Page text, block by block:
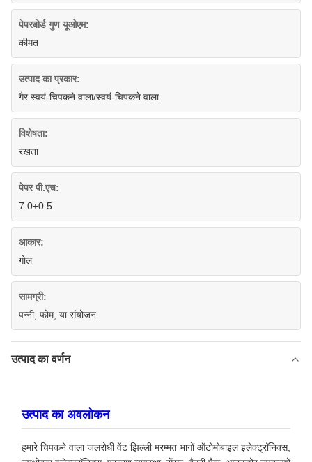
पेपरबोर्ड गुण यूओएम:
कीमत
उत्पाद का प्रकार:
गैर स्वयं-चिपकने वाला/स्वयं-चिपकने वाला
विशेषता:
रखता
पेपर पी.एच:
7.0±0.5
आकार:
गोल
सामग्री:
पन्नी, फोम, या संयोजन
उत्पाद का वर्णन
उत्पाद का अवलोकन
हमारे चिपकने वाला जलरोधी वेंट झिल्ली मरम्मत भागों ऑटोमोबाइल इलेक्ट्रॉनिक्स,